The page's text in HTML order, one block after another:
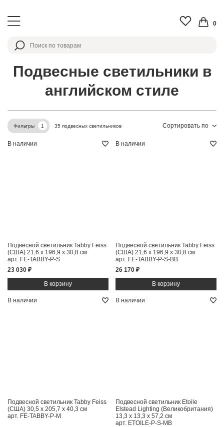
0
Подвесные светильники в
английском стиле
Сортировать по
Фильтры 1 35 подвесных светильников
В наличии
Подвесной светильник Tabby Feiss
(США) 21,6 x 196,9 x 30,8 см
арт. FE-TABBY-P-S
23 030 ₽
В наличии
Подвесной светильник Tabby Feiss
(США) 21,6 x 196,9 x 30,8 см
арт. FE-TABBY-P-S-BB
26 170 ₽
В наличии
Подвесной светильник Tabby Feiss
(США) 30,5 x 205,7 x 40,3 см
арт. FE-TABBY-P-M
В наличии
Подвесной светильник Etoile
Elstead Lighting (Великобритания)
13,3 x 13,3 x 57,2 см
арт. ETOILE-P-S-MB